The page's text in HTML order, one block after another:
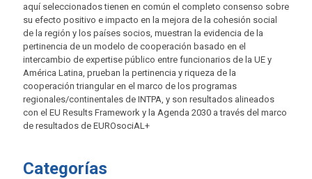
aquí seleccionados tienen en común el completo consenso sobre
su efecto positivo e impacto en la mejora de la cohesión social
de la región y los países socios, muestran la evidencia de la
pertinencia de un modelo de cooperación basado en el
intercambio de expertise público entre funcionarios de la UE y
América Latina, prueban la pertinencia y riqueza de la
cooperación triangular en el marco de los programas
regionales/continentales de INTPA, y son resultados alineados
con el EU Results Framework y la Agenda 2030 a través del marco
de resultados de EUROsociAL+
Categorías